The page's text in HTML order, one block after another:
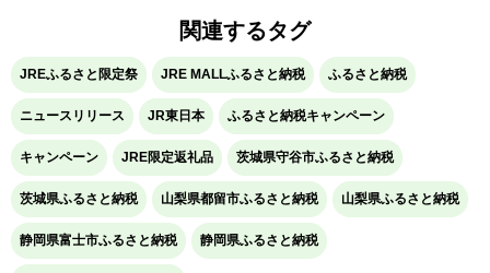
関連するタグ
JREふるさと限定祭 JRE MALLふるさと納税 ふるさと納税
ニュースリリース JR東日本 ふるさと納税キャンペーン
キャンペーン JRE限定返礼品 茨城県守谷市ふるさと納税
茨城県ふるさと納税 山梨県都留市ふるさと納税 山梨県ふるさと納税
静岡県富士市ふるさと納税 静岡県ふるさと納税